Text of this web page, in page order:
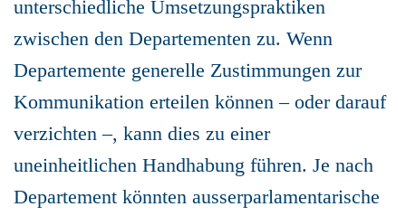
unterschiedliche Umsetzungspraktiken
zwischen den Departementen zu. Wenn
Departemente generelle Zustimmungen zur
Kommunikation erteilen können – oder darauf
verzichten –, kann dies zu einer
uneinheitlichen Handhabung führen. Je nach
Departement könnten ausserparlamentarische